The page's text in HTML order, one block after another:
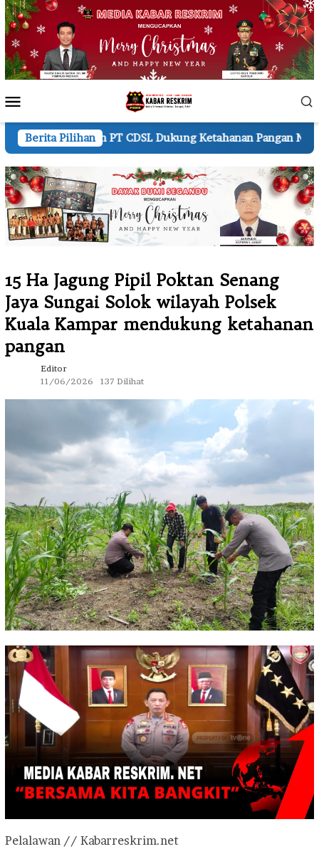
Loncat
ke
konten
Mobile
Berita Pilihan
CDSL Dukung Ketahanan Pangan Nasional Kapolres
15 Ha Jagung Pipil Poktan Senang
Jaya Sungai Solok wilayah Polsek
Kuala Kampar mendukung ketahanan
pangan
Editor
11/06/2026
137 Dilihat
Pelalawan // Kabarreskrim.net